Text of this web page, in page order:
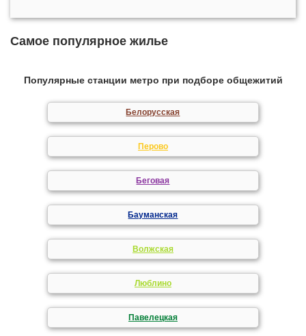
Самое популярное жилье
Популярные станции метро при подборе общежитий
Белорусская
Перово
Беговая
Бауманская
Волжская
Люблино
Павелецкая